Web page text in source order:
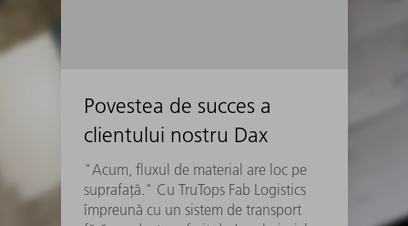
Povestea de succes a
clientului nostru Dax
"Acum, fluxul de material are loc pe
suprafață." Cu TruTops Fab Logistics
împreună cu un sistem de transport